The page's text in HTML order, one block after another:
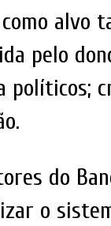
como alvo
pelo
políticos;
do
o